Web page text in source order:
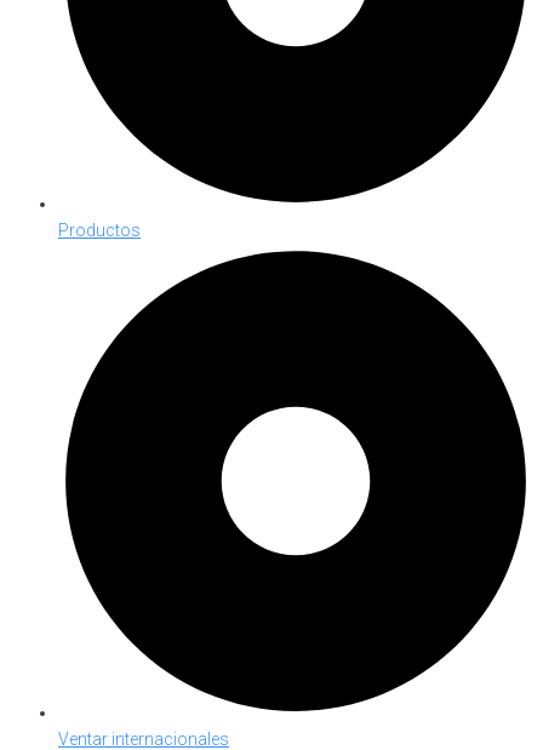
Productos
Ventar internacionales